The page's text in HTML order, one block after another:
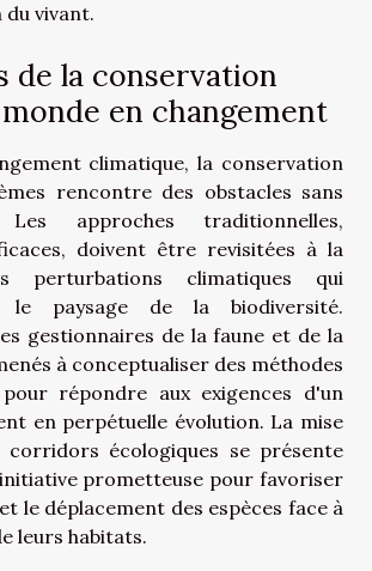
vivant.
de la conservation
en changement
climatique, la conservation
rencontre des obstacles sans
Les approches traditionnelles,
doivent être revisitées à la
perturbations climatiques qui
le paysage de la biodiversité.
gestionnaires de la faune et de la
à conceptualiser des méthodes
répondre aux exigences d'un
en perpétuelle évolution. La mise
corridors écologiques se présente
prometteuse pour favoriser
le déplacement des espèces face à
leurs habitats.